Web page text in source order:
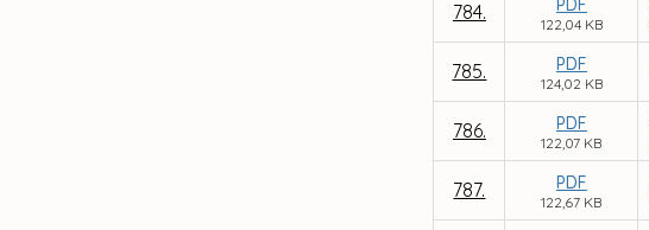
784. PDF
122,04 KB
785. PDF
124,02 KB
786. PDF
122,07 KB
787. PDF
122,67 KB